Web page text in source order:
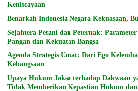
Keniscayaan
Benarkah Indonesia Negara Kekuasaan,
Sejahtera Petani dan Peternak:
Pangan dan Kekuatan Bangsa
Agenda Strategis Umat: Dari Ego
Kebangsaan
Upaya Hukum Jaksa terhadap Dakwaan
Tidak Memberikan Kepastian Hukum